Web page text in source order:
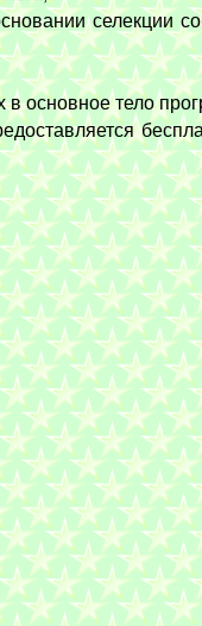
селекции
в основное тело